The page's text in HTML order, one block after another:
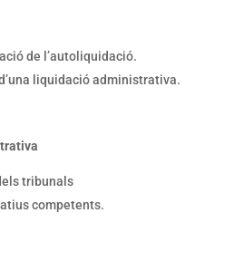
de l’autoliquidació.
liquidació administrativa.
tribunals
competents.